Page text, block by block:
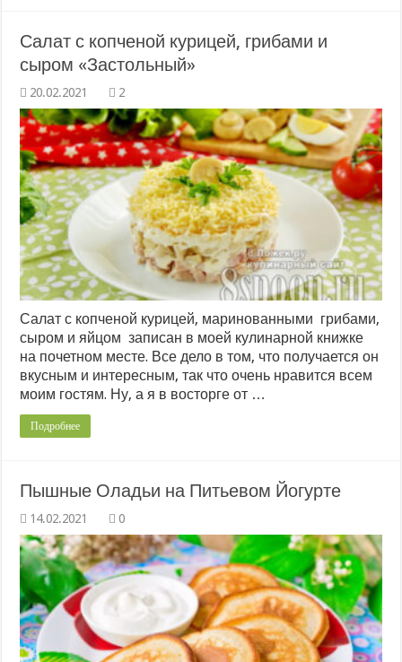
Салат с копченой курицей, грибами и
сыром «Застольный»
2
Салат с копченой курицей, маринованными грибами,
сыром и яйцом записан в моей кулинарной книжке
на почетном месте. Все дело в том, что получается он
вкусным и интересным, так что очень нравится всем
моим гостям. Ну, а я в восторге от …
Подробнее
Пышные Оладьи на Питьевом Йогурте
0